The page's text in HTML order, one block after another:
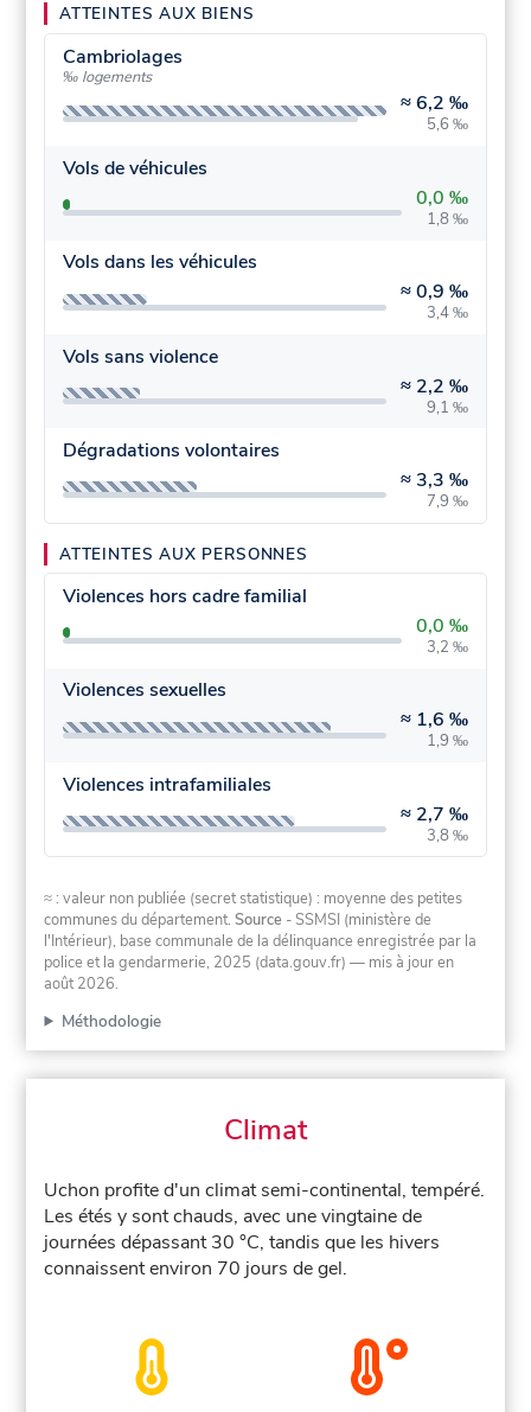
ATTEINTES AUX BIENS
Cambriolages
‰ logements
≈6,2 ‰
5,6 ‰
Vols de véhicules
0,0 ‰
1,8 ‰
Vols dans les véhicules
≈0,9 ‰
3,4 ‰
Vols sans violence
≈ 2,2 ‰
9,1 ‰
Dégradations volontaires
≈ 3,3 ‰
7,9 ‰
ATTEINTES AUX PERSONNES
Violences hors cadre familial
0,0 ‰
3,2 ‰
Violences sexuelles
≈ 1,6 ‰
1,9 ‰
Violences intrafamiliales
≈ 2,7 ‰
3,8 ‰
≈ : valeur non publiée (secret statistique) : moyenne des petites
communes du département.Source - SSMSI (ministère de
l'Intérieur), base communale de la délinquance enregistrée par la
police et la gendarmerie, 2025 (data.gouv.fr) — mis à jour en
août 2026.
Méthodologie
Climat
Uchon profite d'un climat semi-continental, tempéré.
Les étés y sont chauds, avec une vingtaine de
journées dépassant 30 °C, tandis que les hivers
connaissent environ 70 jours de gel.